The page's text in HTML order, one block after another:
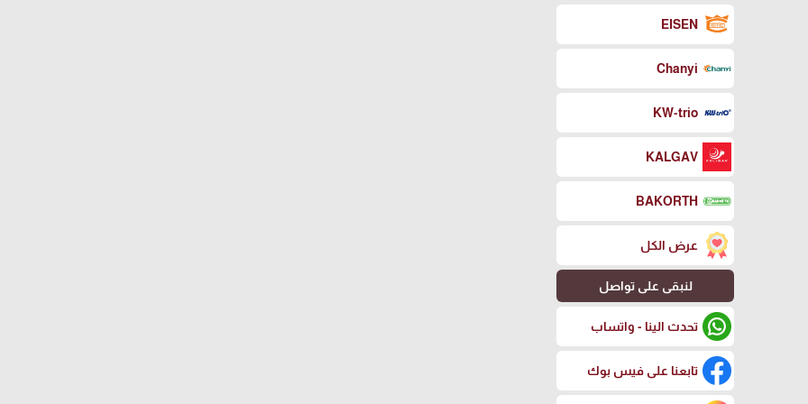
EISEN
Chanyi
KW-trio
KALGAV
BAKORTH
عرض الكل
لنبقى على تواصل
تحدث الينا - واتساب
تابعنا على فيس بوك